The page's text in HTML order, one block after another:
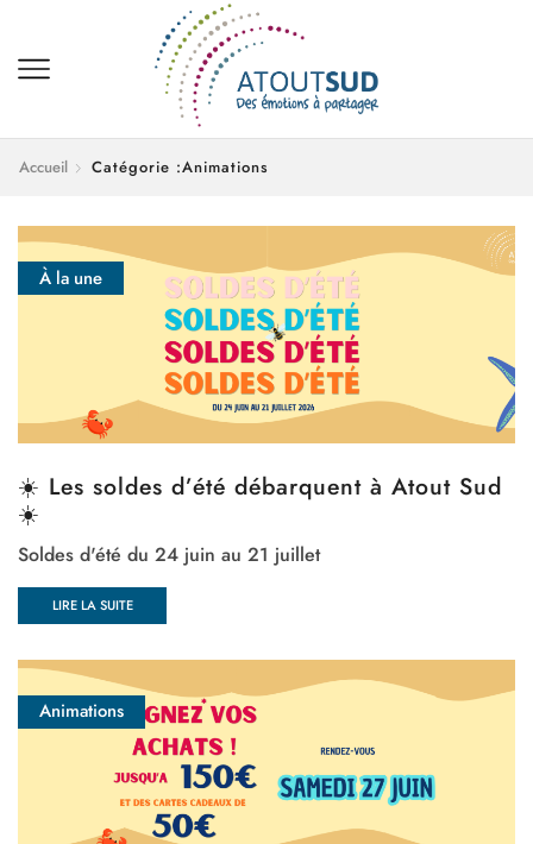
Accueil Catégorie :Animations
À la une
☀️ Les soldes d’été débarquent à Atout Sud
☀️
Soldes d'été du 24 juin au 21 juillet
LIRE LA SUITE
Animations